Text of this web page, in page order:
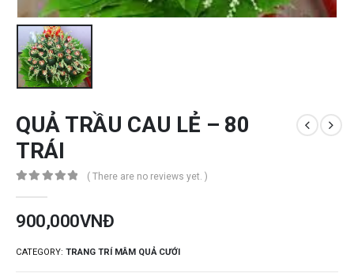
QUẢ TRẦU CAU LẺ – 80
TRÁI
( There are no reviews yet. )
900,000VNĐ
CATEGORY: TRANG TRÍ MÂM QUẢ CƯỚI